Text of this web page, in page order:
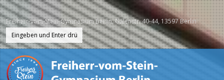
Freiherr-vom-Stein-Gymnasium Berlin, Galenstr. 40-44, 13597 Berlin